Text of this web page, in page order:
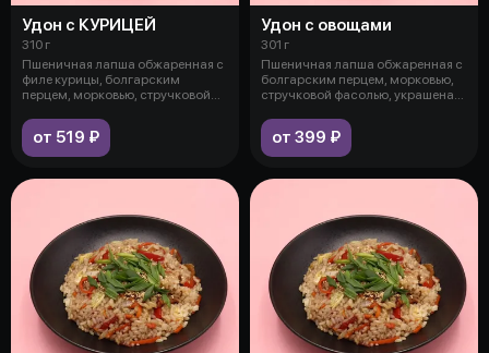
Удон с КУРИЦЕЙ
310 г
Пшеничная лапша обжаренная с
филе курицы, болгарским
перцем, морковью, стручковой
от 519 ₽
Удон с овощами
301 г
Пшеничная лапша обжаренная с
болгарским перцем, морковью,
стручковой фасолью, украшена
от 399 ₽